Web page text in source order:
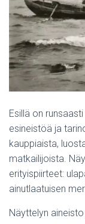
Esillä on
esineistöä ja
kauppiaista,
matkailijoista.
erityispiirteet:
ainutlaatuisen
Näyttelyn